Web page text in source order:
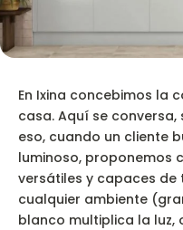
En Ixina concebimos la
casa. Aquí se
eso, cuando un cliente
luminoso, proponemos
versátiles y capaces
cualquier ambiente
blanco multiplica la luz,